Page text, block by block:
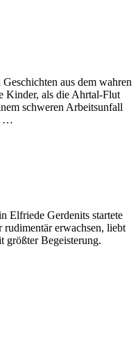
aus dem wahren
Kinder, als die Ahrtal-Flut
schweren Arbeitsunfall
…
Elfriede Gerdenits startete
erwachsen, liebt
größter Begeisterung.